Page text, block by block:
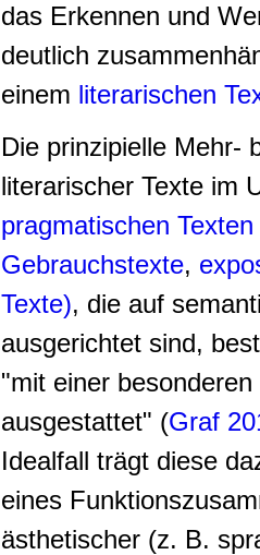
das Erkennen und
deutlich
einem literarischen
Die prinzipielle Mehr-
literarischer Texte im
pragmatischen Texten
Gebrauchstexte,
Texte), die auf
ausgerichtet sind,
"mit einer
ausgestattet" (Graf
Idealfall trägt diese
eines
ästhetischer (z. B.